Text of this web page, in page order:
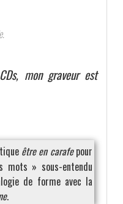
mon graveur est
être en carafepour
mots » sous-entendu
de forme avec la
.